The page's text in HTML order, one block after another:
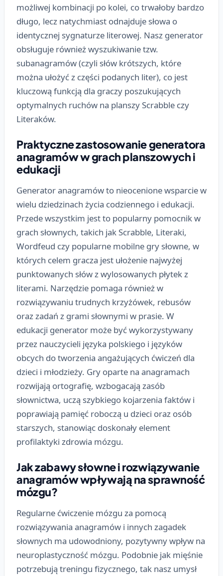
możliwej kombinacji po kolei, co trwałoby bardzo
długo, lecz natychmiast odnajduje słowa o
identycznej sygnaturze literowej. Nasz generator
obsługuje również wyszukiwanie tzw.
subanagramów (czyli słów krótszych, które
można ułożyć z części podanych liter), co jest
kluczową funkcją dla graczy poszukujących
optymalnych ruchów na planszy Scrabble czy
Literaków.
Praktyczne zastosowanie generatora
anagramów w grach planszowych i
edukacji
Generator anagramów to nieocenione wsparcie w
wielu dziedzinach życia codziennego i edukacji.
Przede wszystkim jest to popularny pomocnik w
grach słownych, takich jak Scrabble, Literaki,
Wordfeud czy popularne mobilne gry słowne, w
których celem gracza jest ułożenie najwyżej
punktowanych słów z wylosowanych płytek z
literami. Narzędzie pomaga również w
rozwiązywaniu trudnych krzyżówek, rebusów
oraz zadań z grami słownymi w prasie. W
edukacji generator może być wykorzystywany
przez nauczycieli języka polskiego i języków
obcych do tworzenia angażujących ćwiczeń dla
dzieci i młodzieży. Gry oparte na anagramach
rozwijają ortografię, wzbogacają zasób
słownictwa, uczą szybkiego kojarzenia faktów i
poprawiają pamięć roboczą u dzieci oraz osób
starszych, stanowiąc doskonały element
profilaktyki zdrowia mózgu.
Jak zabawy słowne i rozwiązywanie
anagramów wpływają na sprawność
mózgu?
Regularne ćwiczenie mózgu za pomocą
rozwiązywania anagramów i innych zagadek
słownych ma udowodniony, pozytywny wpływ na
neuroplastyczność mózgu. Podobnie jak mięśnie
potrzebują treningu fizycznego, tak nasz umysł